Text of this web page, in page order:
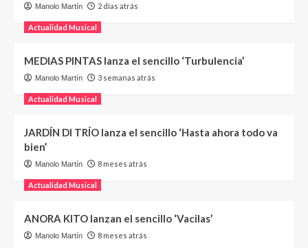
Manolo Martín 2 días atrás
Actualidad Musical
MEDIAS PINTAS lanza el sencillo ‘Turbulencia’
Manolo Martín 3 semanas atrás
Actualidad Musical
JARDÍN DI TRÍO lanza el sencillo ‘Hasta ahora todo va
bien’
Manolo Martín 8 meses atrás
Actualidad Musical
ANORA KITO lanzan el sencillo ‘Vacilas’
Manolo Martín 8 meses atrás